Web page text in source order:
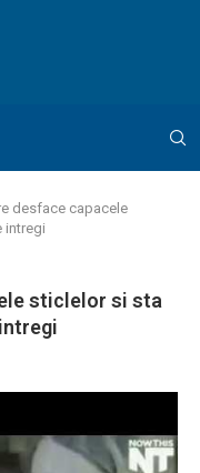
desface capacele
intregi
sticlelor si sta